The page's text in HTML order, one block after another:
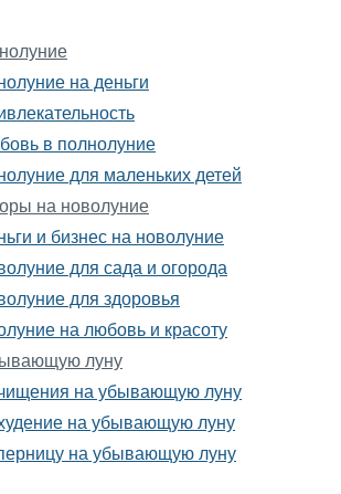
на деньги
в полнолуние
для маленьких детей
на новолуние
и бизнес на новолуние
для сада и огорода
для здоровья
на любовь и красоту
луну
на убывающую луну
на убывающую луну
на убывающую луну